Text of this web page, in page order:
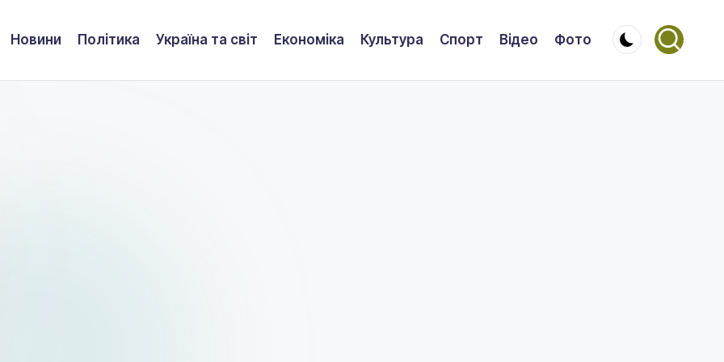
Новини Політика Україна та світ Економіка Культура Спорт Відео Фото